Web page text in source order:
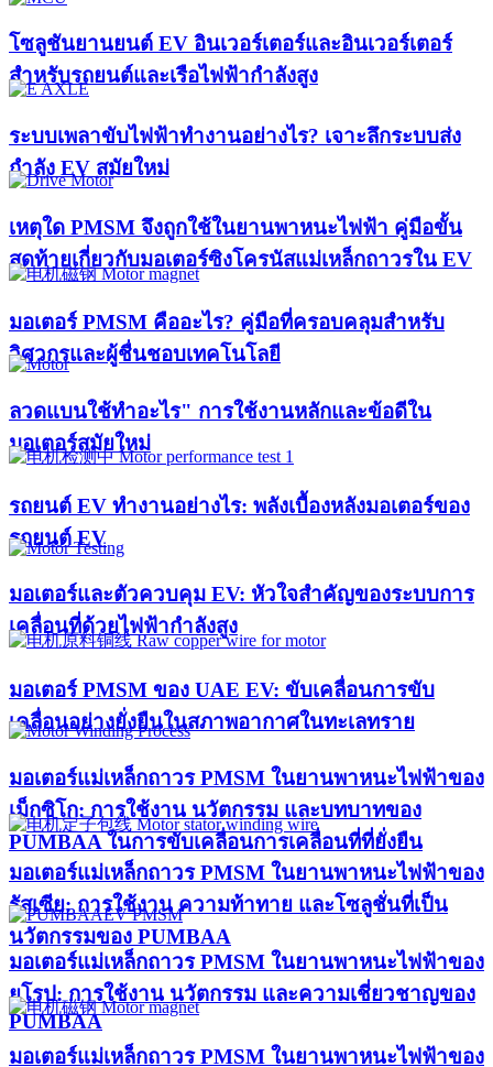
โซลูชันยานยนต์ EV อินเวอร์เตอร์และอินเวอร์เตอร์
สำหรับรถยนต์และเรือไฟฟ้ากำลังสูง
ระบบเพลาขับไฟฟ้าทำงานอย่างไร? เจาะลึกระบบส่ง
กำลัง EV สมัยใหม่
เหตุใด PMSM จึงถูกใช้ในยานพาหนะไฟฟ้า คู่มือขั้น
สุดท้ายเกี่ยวกับมอเตอร์ซิงโครนัสแม่เหล็กถาวรใน EV
มอเตอร์ PMSM คืออะไร? คู่มือที่ครอบคลุมสำหรับ
วิศวกรและผู้ชื่นชอบเทคโนโลยี
ลวดแบนใช้ทำอะไร" การใช้งานหลักและข้อดีใน
มอเตอร์สมัยใหม่
รถยนต์ EV ทำงานอย่างไร: พลังเบื้องหลังมอเตอร์ของ
รถยนต์ EV
มอเตอร์และตัวควบคุม EV: หัวใจสำคัญของระบบการ
เคลื่อนที่ด้วยไฟฟ้ากำลังสูง
มอเตอร์ PMSM ของ UAE EV: ขับเคลื่อนการขับ
เคลื่อนอย่างยั่งยืนในสภาพอากาศในทะเลทราย
มอเตอร์แม่เหล็กถาวร PMSM ในยานพาหนะไฟฟ้าของ
เม็กซิโก: การใช้งาน นวัตกรรม และบทบาทของ
PUMBAA ในการขับเคลื่อนการเคลื่อนที่ที่ยั่งยืน
มอเตอร์แม่เหล็กถาวร PMSM ในยานพาหนะไฟฟ้าของ
รัสเซีย: การใช้งาน ความท้าทาย และโซลูชั่นที่เป็น
นวัตกรรมของ PUMBAA
มอเตอร์แม่เหล็กถาวร PMSM ในยานพาหนะไฟฟ้าของ
ยุโรป: การใช้งาน นวัตกรรม และความเชี่ยวชาญของ
PUMBAA
มอเตอร์แม่เหล็กถาวร PMSM ในยานพาหนะไฟฟ้าของ